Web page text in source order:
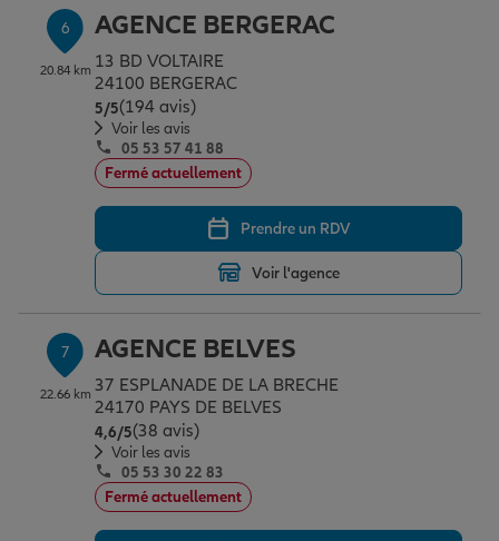
6
20.84 km
AGENCE BERGERAC
13 BD VOLTAIRE
24100 BERGERAC
5/5Note de 5 sur 5
(194 avis)
Voir les avis
05 53 57 41 88
Fermé actuellement
Prendre un RDV
Voir l'agence
7
22.66 km
AGENCE BELVES
37 ESPLANADE DE LA BRECHE
24170 PAYS DE BELVES
4,6/5Note de 4.6 sur 5
(38 avis)
Voir les avis
05 53 30 22 83
Fermé actuellement